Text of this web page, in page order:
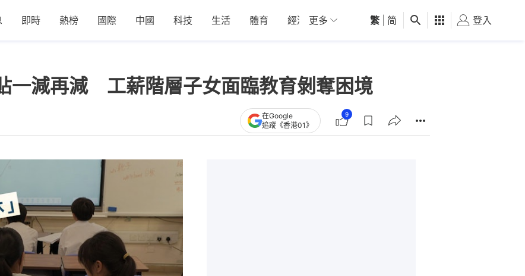
即時 熱榜 國際 中國 科技 生活 體育 經濟 01深圳 觀點 健康 好食玩飛
更多 繁 简 登入
一減再減 工薪階層子女面臨教育剝奪困境
在Google
追蹤《香港01》
9